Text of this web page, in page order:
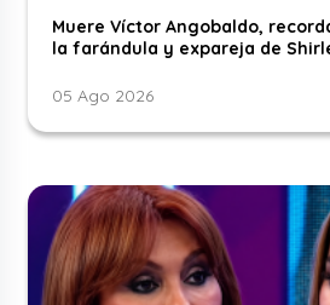
Muere Víctor Angobaldo,
la farándula y expareja de
05 Ago 2026